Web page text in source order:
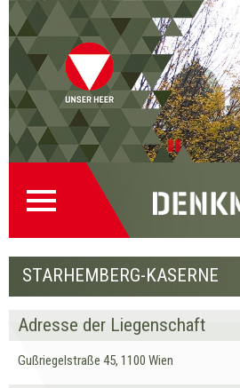
Startseite
(0)
Direkt
zur
Navigation
Direkt
zum
Inhalt
Zur
Denkmalsuche
(1)
Kontakt
(2)
STARHEMBERG-KASERNE
Adresse der Liegenschaft
Gußriegelstraße 45, 1100 Wien